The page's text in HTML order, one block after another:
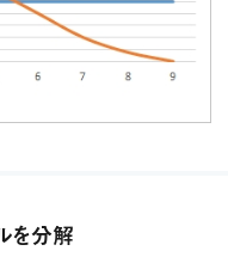
を分解